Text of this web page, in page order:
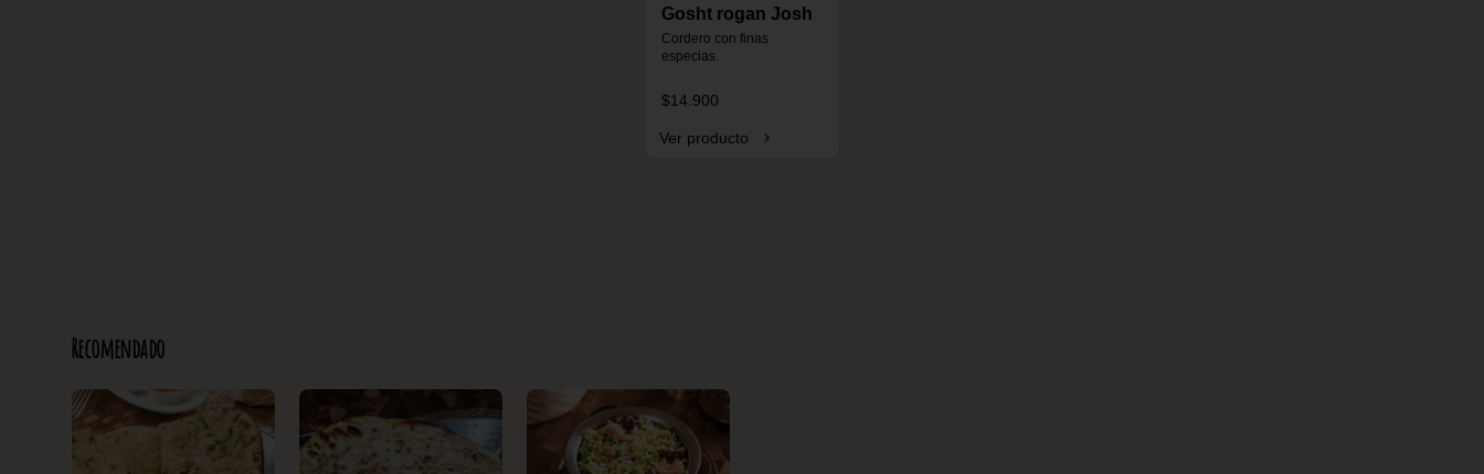
Gosht rogan Josh
Cordero con finas
especias.
$14.900
Ver producto
Recomendado